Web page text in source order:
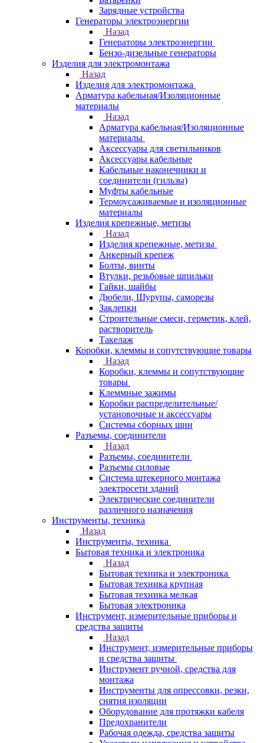
Зарядные устройства
Генераторы электроэнергии
Назад
Генераторы электроэнергии
Бензо-дизельные генераторы
Изделия для электромонтажа
Назад
Изделия для электромонтажа
Арматура кабельная/Изоляционные
материалы
Назад
Арматура кабельная/Изоляционные
материалы
Аксессуары для светильников
Аксессуары кабельные
Кабельные наконечники и
соединители (гильзы)
Муфты кабельные
Термоусаживаемые и изоляционные
материалы
Изделия крепежные, метизы
Назад
Изделия крепежные, метизы
Анкерный крепеж
Болты, винты
Втулки, резьбовые шпильки
Гайки, шайбы
Дюбели, Шурупы, саморезы
Заклепки
Строительные смеси, герметик, клей,
растворитель
Такелаж
Коробки, клеммы и сопутствующие товары
Назад
Коробки, клеммы и сопутствующие
товары
Клеммные зажимы
Коробки распределительные/
установочные и аксессуары
Системы сборных шин
Разъемы, соединители
Назад
Разъемы, соединители
Разъемы силовые
Система штекерного монтажа
электросети зданий
Электрические соединители
различного назначения
Инструменты, техника
Назад
Инструменты, техника
Бытовая техника и электроника
Назад
Бытовая техника и электроника
Бытовая техника крупная
Бытовая техника мелкая
Бытовая электроника
Инструмент, измерительные приборы и
средства защиты
Назад
Инструмент, измерительные приборы
и средства защиты
Инструмент ручной, средства для
монтажа
Инструменты для опрессовки, резки,
снятия изоляции
Оборудование для протяжки кабеля
Предохранители
Рабочая одежда, средства защиты